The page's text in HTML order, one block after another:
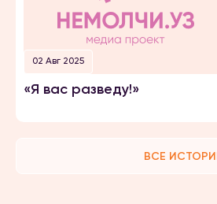
02 Авг 2025
«Я вас разведу!»
ВСЕ